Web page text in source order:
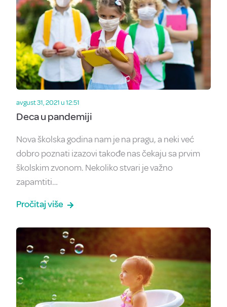
avgust 31, 2021 u 12:51
Deca u pandemiji
Nova školska godina nam je na pragu, a neki već
dobro poznati izazovi takođe nas čekaju sa prvim
školskim zvonom. Nekoliko stvari je važno
zapamtiti…
Pročitaj više